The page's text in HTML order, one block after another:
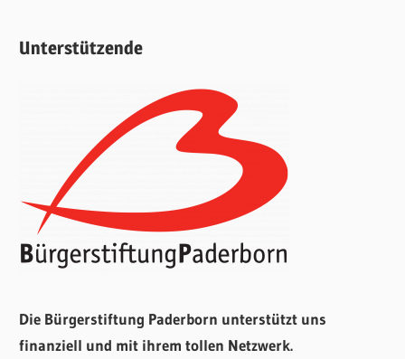
Unterstützende
Die Bürgerstiftung Paderborn unterstützt uns
finanziell und mit ihrem tollen Netzwerk.